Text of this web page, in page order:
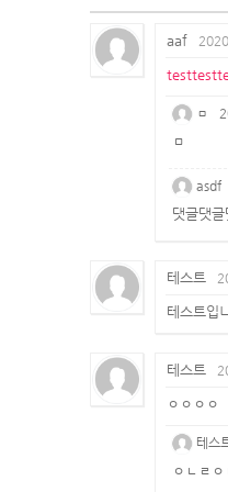
aaf
ㅁ
ㅁ
asdf
댓글댓
테스트
테스트입
테스트
ㅇㅇㅇㅇ
테스
ㅇㄴㄹㅇ